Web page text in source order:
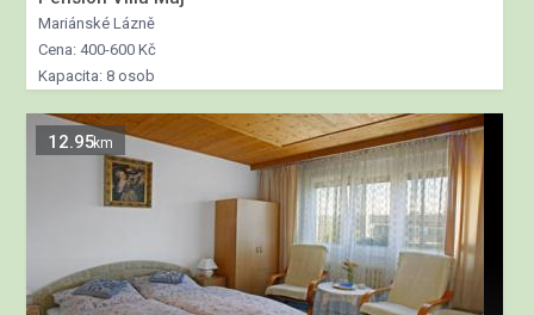
Mariánské Lázně
Cena: 400-600 Kč
Kapacita: 8 osob
12.95km